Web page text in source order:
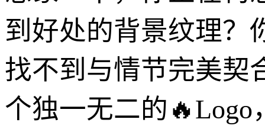
到好处的背景纹理？
找不到与情节完美契
个独一无二的